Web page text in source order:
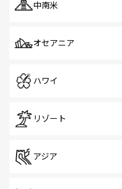
中南米
オセアニア
ハワイ
リゾート
アジア